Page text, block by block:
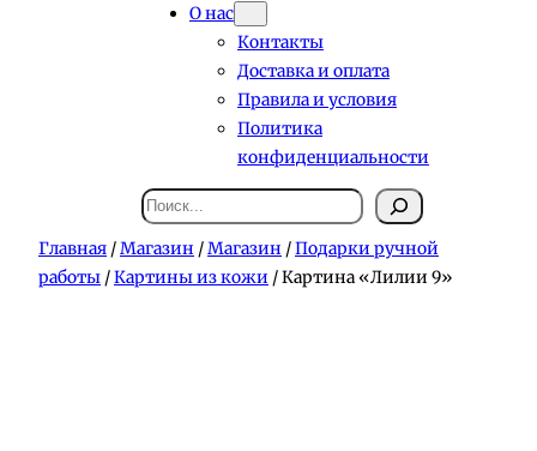
О нас
Контакты
Доставка и оплата
Правила и условия
Политика
конфиденциальности
Поиск
Главная /Магазин /Магазин /Подарки ручной
работы /Картины из кожи / Картина «Лилии 9»